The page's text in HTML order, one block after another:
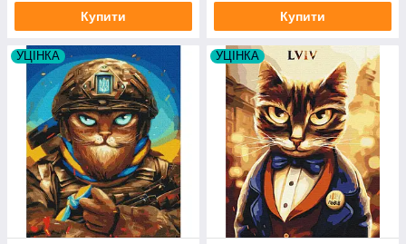
Купити Купити
УЦІНКА УЦІНКА